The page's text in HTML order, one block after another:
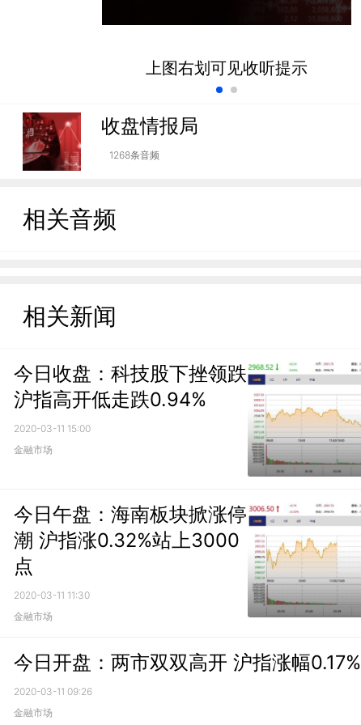
上图右划可见收听提示
收盘情报局
1268条音频
相关音频
相关新闻
今日收盘：科技股下挫领跌
沪指高开低走跌0.94%
2020-03-11 15:00
金融市场
今日午盘：海南板块掀涨停
潮 沪指涨0.32%站上3000
点
2020-03-11 11:30
金融市场
今日开盘：两市双双高开 沪指涨幅0.17%
2020-03-11 09:26
金融市场